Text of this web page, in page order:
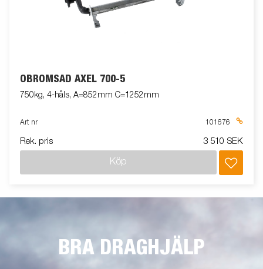
OBROMSAD AXEL 700-5
750kg, 4-håls, A=852mm C=1252mm
Art nr 101676
Rek. pris 3 510 SEK
Köp
BRA DRAGHJÄLP